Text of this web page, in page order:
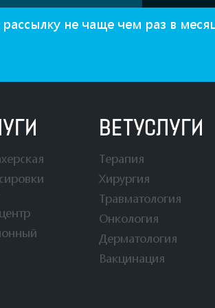
не чаще чем раз в
ВЕТУСЛУГИ
Терапия
Хирургия
Травматология
Онкология
Дерматология
Вакцинация